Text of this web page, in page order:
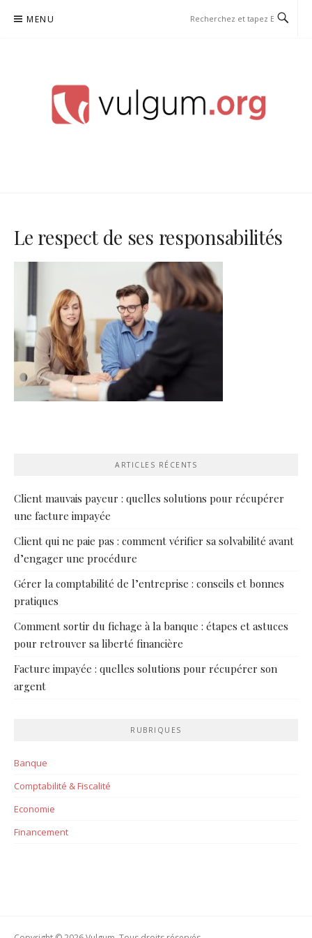
MENU
Le respect de ses responsabilités
ARTICLES RÉCENTS
Client mauvais payeur : quelles solutions pour récupérer
une facture impayée
Client qui ne paie pas : comment vérifier sa solvabilité avant
d’engager une procédure
Gérer la comptabilité de l’entreprise : conseils et bonnes
pratiques
Comment sortir du fichage à la banque : étapes et astuces
pour retrouver sa liberté financière
Facture impayée : quelles solutions pour récupérer son
argent
RUBRIQUES
Banque
Comptabilité & Fiscalité
Economie
Financement